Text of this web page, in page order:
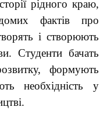
рідного краю,
фактів про
і створюють
Студенти бачать
формують
необхідність у